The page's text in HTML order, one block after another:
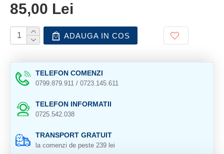
85,00 Lei
ADAUGA IN COS
TELEFON COMENZI
0799.879.911 / 0723.145.611
TELEFON INFORMATII
0725.542.038
TRANSPORT GRATUIT
la comenzi de peste 239 lei